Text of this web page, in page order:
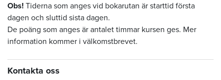
Obs! Tiderna som anges vid bokarutan är starttid första
dagen och sluttid sista dagen.
De poäng som anges är antalet timmar kursen ges. Mer
information kommer i välkomstbrevet.
Kontakta oss